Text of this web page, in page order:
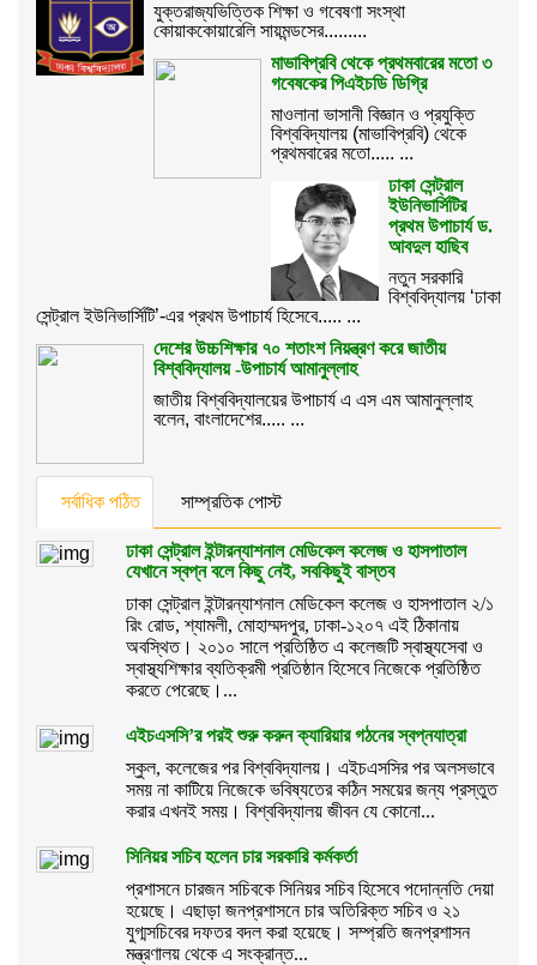
যুক্তরাজ্যভিত্তিক শিক্ষা ও গবেষণা সংস্থা
কোয়াককোয়ারেলি সায়মন্ডসের.........
মাভাবিপ্রবি থেকে প্রথমবারের মতো ৩
গবেষকের পিএইচডি ডিগ্রি
মাওলানা ভাসানী বিজ্ঞান ও প্রযুক্তি
বিশ্ববিদ্যালয় (মাভাবিপ্রবি) থেকে
প্রথমবারের মতো..... ...
ঢাকা সেন্ট্রাল
ইউনিভার্সিটির
প্রথম উপাচার্য ড.
আবদুল হাছিব
নতুন সরকারি
বিশ্ববিদ্যালয় ‘ঢাকা
সেন্ট্রাল ইউনিভার্সিটি’-এর প্রথম উপাচার্য হিসেবে..... ...
দেশের উচ্চশিক্ষার ৭০ শতাংশ নিয়ন্ত্রণ করে জাতীয়
বিশ্ববিদ্যালয় -উপাচার্য আমানুল্লাহ
জাতীয় বিশ্ববিদ্যালয়ের উপাচার্য এ এস এম আমানুল্লাহ
বলেন, বাংলাদেশের..... ...
সর্বাধিক পঠিত সাম্প্রতিক পোস্ট
ঢাকা সেন্ট্রাল ইন্টারন্যাশনাল মেডিকেল কলেজ ও হাসপাতাল
যেখানে স্বপ্ন বলে কিছু নেই, সবকিছুই বাস্তব
ঢাকা সেন্ট্রাল ইন্টারন্যাশনাল মেডিকেল কলেজ ও হাসপাতাল ২/১
রিং রোড, শ্যামলী, মোহাম্মদপুর, ঢাকা-১২০৭ এই ঠিকানায়
অবস্থিত। ২০১০ সালে প্রতিষ্ঠিত এ কলেজটি স্বাস্থ্যসেবা ও
স্বাস্থ্যশিক্ষার ব্যতিক্রমী প্রতিষ্ঠান হিসেবে নিজেকে প্রতিষ্ঠিত
করতে পেরেছে।...
এইচএসসি’র পরই শুরু করুন ক্যারিয়ার গঠনের স্বপ্নযাত্রা
স্কুল, কলেজের পর বিশ্ববিদ্যালয়। এইচএসসির পর অলসভাবে
সময় না কাটিয়ে নিজেকে ভবিষ্যতের কঠিন সময়ের জন্য প্রস্তুত
করার এখনই সময়। বিশ্ববিদ্যালয় জীবন যে কোনো...
সিনিয়র সচিব হলেন চার সরকারি কর্মকর্তা
প্রশাসনে চারজন সচিবকে সিনিয়র সচিব হিসেবে পদোন্নতি দেয়া
হয়েছে। এছাড়া জনপ্রশাসনে চার অতিরিক্ত সচিব ও ২১
যুগ্মসচিবের দফতর বদল করা হয়েছে। সম্প্রতি জনপ্রশাসন
মন্ত্রণালয় থেকে এ সংক্রান্ত...